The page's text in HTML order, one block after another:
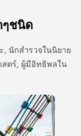
ๆชนิด
, นักสํารวจในนิยาย
ตร์, ผู้มีอิทธิพลใน